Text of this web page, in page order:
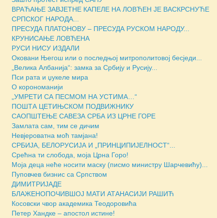
ВРАЋАЊЕ ЗАВЈЕТНЕ КАПЕЛЕ НА ЛОВЋЕН ЈЕ ВАСКРСНУЋЕ
СРПСКОГ НАРОДА...
ПРЕСУДА ПЛАТОНОВУ – ПРЕСУДА РУСКОМ НАРОДУ...
КРУНИСАЊЕ ЛОВЋЕНА
РУСИ НИСУ ИЗДАЛИ
Оковани Његош или о последњој митрополитовој бесједи...
„Велика Албанија“: замка за Србију и Русију...
Пси рата и џукеле мира
О корономанији
„УМРЕТИ СА ПЕСМОМ НА УСТИМА…“
ПОШТА ЦЕТИЊСКОМ ПОДВИЖНИКУ
САОПШТЕЊЕ САВЕЗА СРБА ИЗ ЦРНЕ ГОРЕ
Замлата сам, тим се дичим
Невјероватна моћ тамјана!
СРБИЈА, БЕЛОРУСИЈА И „ПРИНЦИПИЈЕЛНОСТ“...
Срећна ти слобода, моја Црна Горо!
Моја деца неће носити маску (писмо министру Шарчевићу)...
Пуповчев бизнис са Српством
ДИМИТРИЈАДЕ
БЛАЖЕНОПОЧИВШОЈ МАТИ АТАНАСИЈИ РАШИЋ
Косовски чвор академика Теодоровића
Петер Хандке – апостол истине!